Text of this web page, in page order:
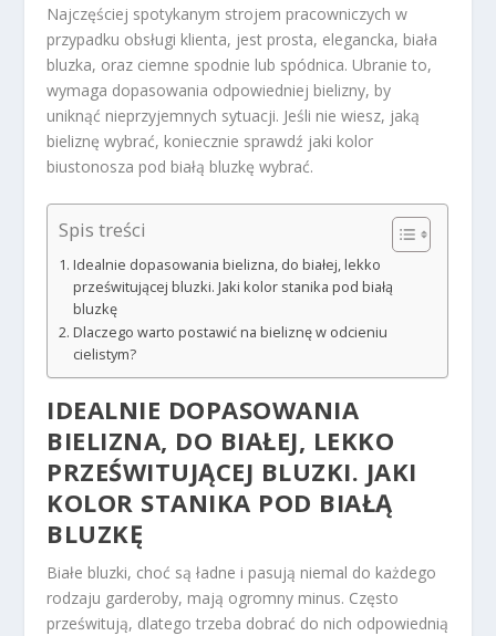
Najczęściej spotykanym strojem pracowniczych w
przypadku obsługi klienta, jest prosta, elegancka, biała
bluzka, oraz ciemne spodnie lub spódnica. Ubranie to,
wymaga dopasowania odpowiedniej bielizny, by
uniknąć nieprzyjemnych sytuacji. Jeśli nie wiesz, jaką
bieliznę wybrać, koniecznie sprawdź jaki kolor
biustonosza pod białą bluzkę wybrać.
Spis treści
Idealnie dopasowania bielizna, do białej, lekko
prześwitującej bluzki. Jaki kolor stanika pod białą
bluzkę
Dlaczego warto postawić na bieliznę w odcieniu
cielistym?
IDEALNIE DOPASOWANIA
BIELIZNA, DO BIAŁEJ, LEKKO
PRZEŚWITUJĄCEJ BLUZKI. JAKI
KOLOR STANIKA POD BIAŁĄ
BLUZKĘ
Białe bluzki, choć są ładne i pasują niemal do każdego
rodzaju garderoby, mają ogromny minus. Często
prześwitują, dlatego trzeba dobrać do nich odpowiednią